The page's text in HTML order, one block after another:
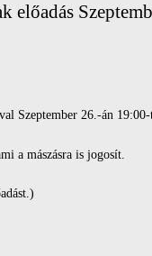
előadás
Szeptember 26.-án
a mászásra is jogosít.